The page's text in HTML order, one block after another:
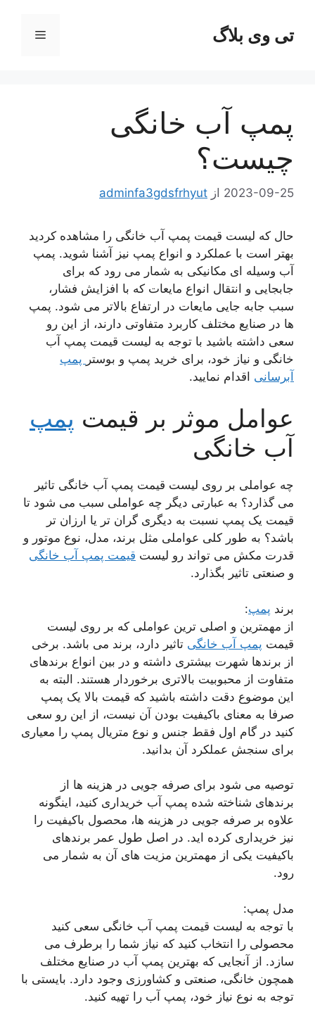
محتواتی وی بلاگ فهرست
پمپ آب خانگی
چیست؟
2023-09-25 از adminfa3gdsfrhyut
حال که لیست قیمت پمپ آب خانگی را مشاهده کردید
بهتر است با عملکرد و انواع پمپ نیز آشنا شوید. پمپ
آب وسیله ای مکانیکی به شمار می رود که برای
جابجایی و انتقال انواع مایعات که با افزایش فشار،
سبب جابه جایی مایعات در ارتفاع بالاتر می شود. پمپ
ها در صنایع مختلف کاربرد متفاوتی دارند، از این رو
سعی داشته باشید با توجه به لیست قیمت پمپ آب
خانگی و نیاز خود، برای خرید پمپ و بوستر پمپ
آبرسانی اقدام نمایید.
عوامل موثر بر قیمت پمپ
آب خانگی
چه عواملی بر روی لیست قیمت پمپ آب خانگی تاثیر
می گذارد؟ به عبارتی دیگر چه عواملی سبب می شود تا
قیمت یک پمپ نسبت به دیگری گران تر یا ارزان تر
باشد؟ به طور کلی عواملی مثل برند، مدل، نوع موتور و
قدرت مکش می تواند رو لیست قیمت پمپ آب خانگی
و صنعتی تاثیر بگذارد.
برند پمپ:
از مهمترین و اصلی ترین عواملی که بر روی لیست
قیمت پمپ آب خانگی تاثیر دارد، برند می باشد. برخی
از برندها شهرت بیشتری داشته و در بین انواع برندهای
متفاوت از محبوبیت بالاتری برخوردار هستند. البته به
این موضوع دقت داشته باشید که قیمت بالا یک پمپ
صرفا به معنای باکیفیت بودن آن نیست، از این رو سعی
کنید در گام اول فقط جنس و نوع متریال پمپ را معیاری
برای سنجش عملکرد آن بدانید.
توصیه می شود برای صرفه جویی در هزینه ها از
برندهای شناخته شده پمپ آب خریداری کنید، اینگونه
علاوه بر صرفه جویی در هزینه ها، محصول باکیفیت را
نیز خریداری کرده اید. در اصل طول عمر برندهای
باکیفیت یکی از مهمترین مزیت های آن به شمار می
رود.
مدل پمپ:
با توجه به لیست قیمت پمپ آب خانگی سعی کنید
محصولی را انتخاب کنید که نیاز شما را برطرف می
سازد. از آنجایی که بهترین پمپ آب در صنایع مختلف
همچون خانگی، صنعتی و کشاورزی وجود دارد. بایستی با
توجه به نوع نیاز خود، پمپ آب را تهیه کنید.